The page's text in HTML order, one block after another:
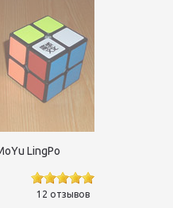
LingPo
12 отзывов